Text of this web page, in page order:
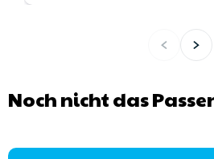
Noch nicht das